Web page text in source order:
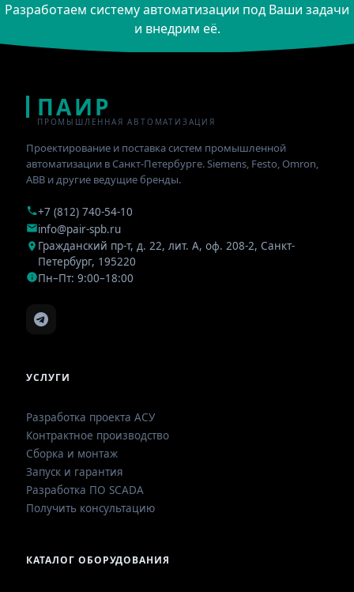
Разработаем систему автоматизации под Ваши задачи
и внедрим её.
ПАИР
ПРОМЫШЛЕННАЯ АВТОМАТИЗАЦИЯ
Проектирование и поставка систем промышленной
автоматизации в Санкт-Петербурге. Siemens, Festo, Omron,
ABB и другие ведущие бренды.
+7 (812) 740-54-10
info@pair-spb.ru
Гражданский пр-т, д. 22, лит. А, оф. 208-2, Санкт-
Петербург, 195220
Пн–Пт: 9:00–18:00
УСЛУГИ
Разработка проекта АСУ
Контрактное производство
Сборка и монтаж
Запуск и гарантия
Разработка ПО SCADA
Получить консультацию
КАТАЛОГ ОБОРУДОВАНИЯ